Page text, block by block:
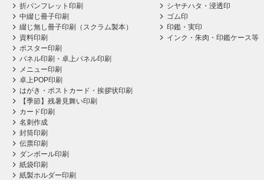
折パンフレット印刷
中綴じ冊子印刷
綴じ無し冊子印刷（スクラム製本）
資料印刷
ポスター印刷
パネル印刷・卓上パネル印刷
メニュー印刷
卓上POP印刷
はがき・ポストカード・挨拶状印刷
【季節】残暑見舞い印刷
カード印刷
名刺作成
封筒印刷
伝票印刷
ダンボール印刷
紙袋印刷
紙製ホルダー印刷
シヤチハタ・浸透印
ゴム印
印鑑・実印
インク・朱肉・印鑑ケース等